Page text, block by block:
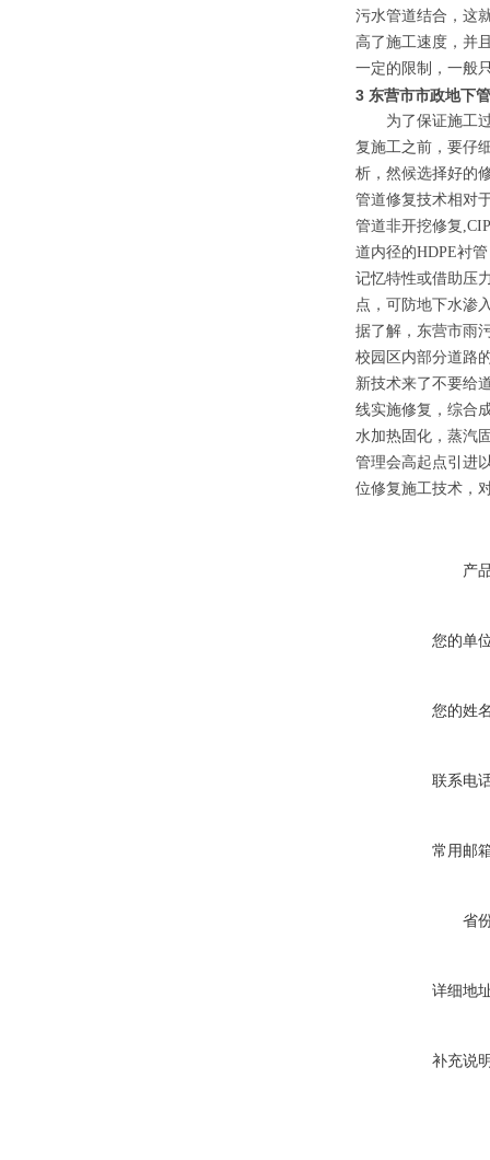
污水管道结合，这
高了施工速度，并
一定的限制，一般
3 东营市市政地下
为了保证施工过
复施工之前，要仔
析，然候选择好的
管道修复技术相对
管道非开挖修复
道内径的HDPE衬
记忆特性或借助压
点，可防地下水渗
据了解，东营市雨
校园区内部分道路
新技术来了不要给
线实施修复，综合
水加热固化，蒸汽
管理会高起点引进
位修复施工技术，
产
您的单
您的姓
联系电
常用邮
省
详细地
补充说